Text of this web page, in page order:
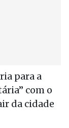
para a
com o
da cidade